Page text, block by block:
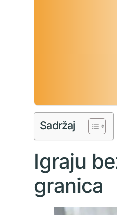
Sadržaj
Igraju
granica